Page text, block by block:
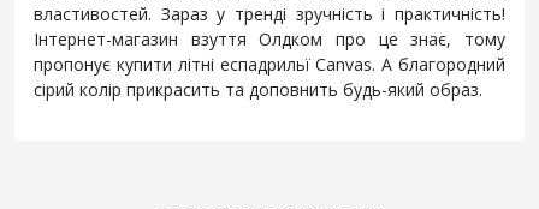
властивостей. Зараз у тренді зручність і практичність!
Інтернет-магазин взуття Олдком про це знає, тому
пропонує купити літні еспадрильї Canvas. А благородний
сірий колір прикрасить та доповнить будь-який образ.